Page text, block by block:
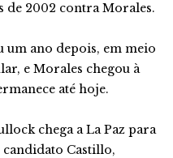
de 2002 contra Morales.
um ano depois, em meio
e Morales chegou à
até hoje.
chega a La Paz para
Castillo,